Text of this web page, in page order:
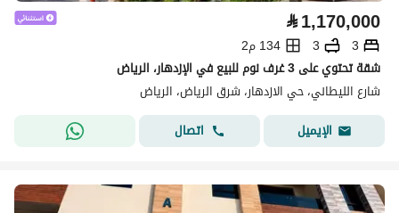
⃁1,170,000
3
3
134 م2
شقة تحتوي على 3 غرف نوم للبيع في الإزدهار، الرياض
شارع الليطاني، حي الازدهار، شرق الرياض، الرياض
الإيميل
اتصال